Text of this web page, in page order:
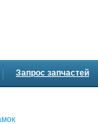
Запрос запчастей